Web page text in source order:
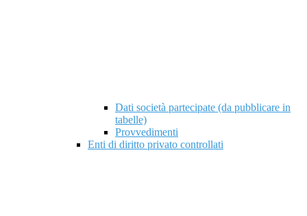
Dati società partecipate (da pubblicare in
tabelle)
Provvedimenti
Enti di diritto privato controllati